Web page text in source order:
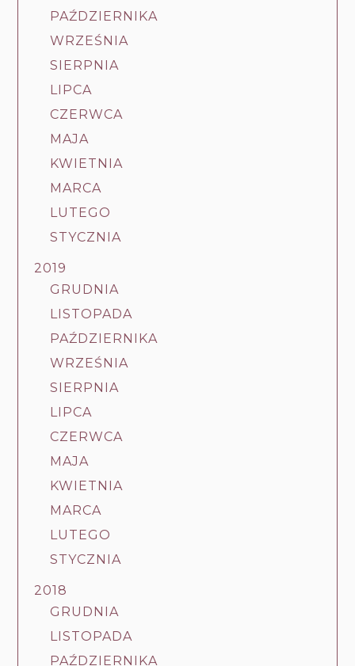
PAŹDZIERNIKA
WRZEŚNIA
SIERPNIA
LIPCA
CZERWCA
MAJA
KWIETNIA
MARCA
LUTEGO
STYCZNIA
2019
GRUDNIA
LISTOPADA
PAŹDZIERNIKA
WRZEŚNIA
SIERPNIA
LIPCA
CZERWCA
MAJA
KWIETNIA
MARCA
LUTEGO
STYCZNIA
2018
GRUDNIA
LISTOPADA
PAŹDZIERNIKA